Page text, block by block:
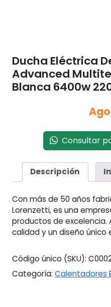
Ducha Eléctrica
Advanced
Blanca 6400w
Consultar
Descripción
Con más de 50 años
Lorenzetti, es una
productos de excelencia.
calidad y un diseño único
Código único (SKU):
Categoría: Calentadores